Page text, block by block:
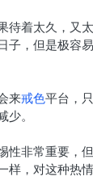
待着太久，又
子，但是极容
来戒色平台，
。
性非常重要，
样，对这种热